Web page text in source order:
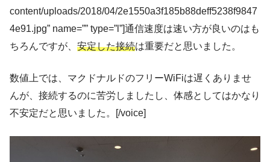
content/uploads/2018/04/2e1550a3f185b88deff5238f9847
4e91.jpg” name=”” type=”l”]通信速度は速い方が良いのはも
ちろんですが、 安定した接続は重要だと思いました。
数値上では、マクドナルドのフリーWiFiは遅くありませ
んが、接続するのに苦労しましたし、体感としてはかなり
不安定だと思いました。[/voice]